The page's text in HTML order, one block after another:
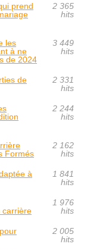
prend
2 365
hits
les
à ne
de 2024
3 449
hits
de
2 331
hits
2 244
hits
Formés
2 162
hits
à
1 841
hits
carrière
1 976
hits
2 005
hits